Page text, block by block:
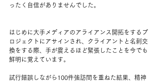
ったく自信がありませんでした。
はじめに大手メディアのアライアンス開拓をするプ
ロジェクトにアサインされ、クライアントと名刺交
換をする際、手が震えるほど緊張したことを今でも
鮮明に覚えています。
試行錯誤しながら100件強訪問を重ねた結果、精神